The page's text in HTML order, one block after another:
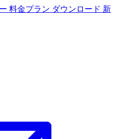
料金プラン ダウンロード 新